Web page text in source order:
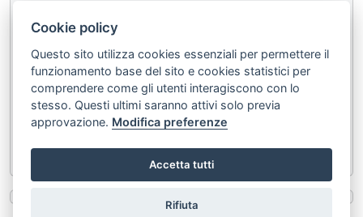
Salvis Juribus
Mister Lex
P.S. Contribuisci a diffondere questa newsletter
invitando i tuoi colleghi a iscriversi
Cookie policy
Questo sito utilizza cookies essenziali per permettere il
funzionamento base del sito e cookies statistici per
comprendere come gli utenti interagiscono con lo
stesso. Questi ultimi saranno attivi solo previa
approvazione. Modifica preferenze
Accetta tutti
Rifiuta